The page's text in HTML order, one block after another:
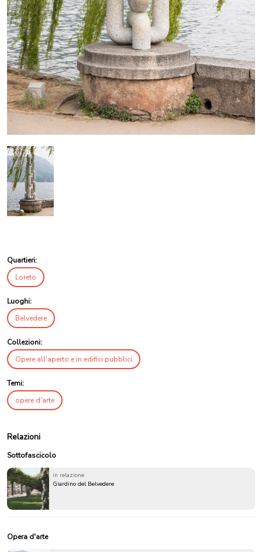
Quartieri:
Loreto
Luoghi:
Belvedere
Collezioni:
Opere all'aperto e in edifici pubblici
Temi:
opere d'arte
Relazioni
Sottofascicolo
in relazione
Giardino del Belvedere
Opera d'arte